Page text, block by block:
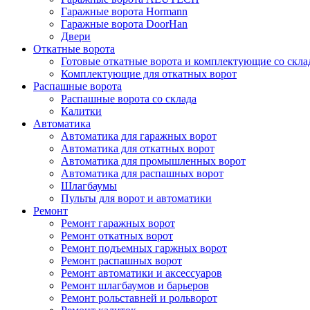
Гаражные ворота Hormann
Гаражные ворота DoorHan
Двери
Откатные ворота
Готовые откатные ворота и комплектующие со
Комплектующие для откатных ворот
Распашные ворота
Распашные ворота со склада
Калитки
Автоматика
Автоматика для гаражных ворот
Автоматика для откатных ворот
Автоматика для промышленных ворот
Автоматика для распашных ворот
Шлагбаумы
Пульты для ворот и автоматики
Ремонт
Ремонт гаражных ворот
Ремонт откатных ворот
Ремонт подъемных гаржных ворот
Ремонт распашных ворот
Ремонт автоматики и аксессуаров
Ремонт шлагбаумов и барьеров
Ремонт рольставней и рольворот